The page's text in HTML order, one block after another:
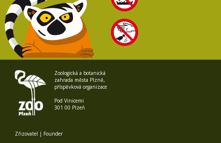
Zoologická a botanická
zahrada města Plzně,
příspěvková organizace
Pod Vinicemi
301 00 Plzeň
Zřizovatel | Founder